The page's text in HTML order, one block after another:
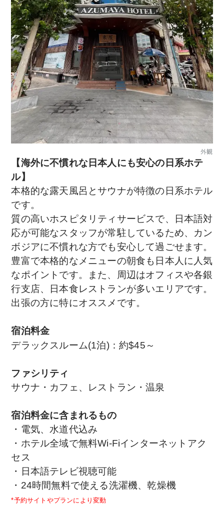
外観
【海外に不慣れな日本人にも安心の日系ホテ
ル】
本格的な露天風呂とサウナが特徴の日系ホテル
です。
質の高いホスピタリティサービスで、日本語対
応が可能なスタッフが常駐しているため、カン
ボジアに不慣れな方でも安心して過ごせます。
豊富で本格的なメニューの朝食も日本人に人気
なポイントです。また、周辺はオフィスや各銀
行支店、日本食レストランが多いエリアです。
出張の方に特にオススメです。
宿泊料金
デラックスルーム(1泊)：約$45～
ファシリティ
サウナ・カフェ、レストラン・温泉
宿泊料金に含まれるもの
・電気、水道代込み
・ホテル全域で無料Wi-Fiインターネットアク
セス
・日本語テレビ視聴可能
・24時間無料で使える洗濯機、乾燥機
*予約サイトやプランにより変動